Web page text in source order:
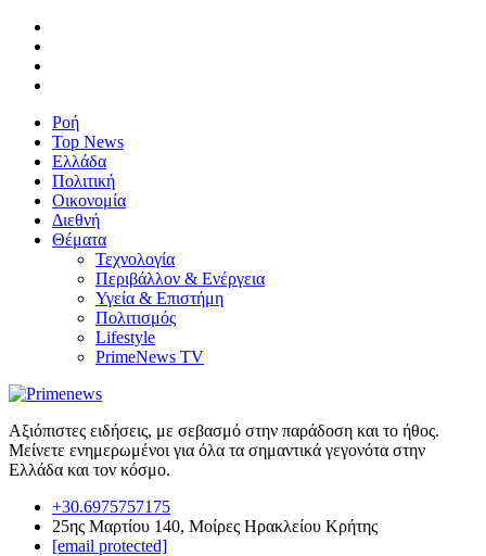
Ροή
Top News
Ελλάδα
Πολιτική
Οικονομία
Διεθνή
Θέματα
Τεχνολογία
Περιβάλλον & Ενέργεια
Υγεία & Επιστήμη
Πολιτισμός
Lifestyle
PrimeNews TV
Αξιόπιστες ειδήσεις, με σεβασμό στην παράδοση και το ήθος.
Μείνετε ενημερωμένοι για όλα τα σημαντικά γεγονότα στην
Ελλάδα και τον κόσμο.
+30.6975757175
25ης Μαρτίου 140, Μοίρες Ηρακλείου Κρήτης
[email protected]